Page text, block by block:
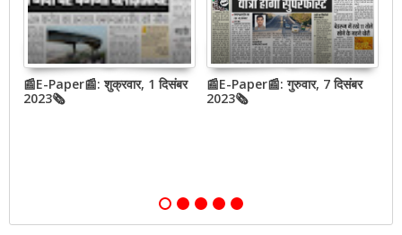
📰E-Paper📰: शुक्रवार, 1 दिसंबर
2023🗞
📰E-Paper📰: गुरुवार, 7 दिसंबर
2023🗞